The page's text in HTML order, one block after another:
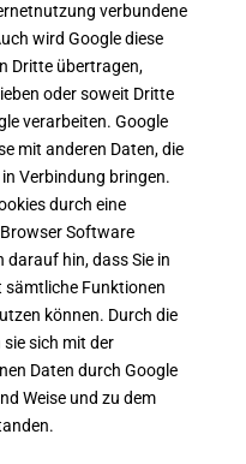
verbundene
wird Google diese
Dritte übertragen,
oder soweit Dritte
verarbeiten. Google
mit anderen Daten, die
Verbindung bringen.
durch eine
Software
darauf hin, dass Sie in
sämtliche Funktionen
können. Durch die
sich mit der
Daten durch Google
Weise und zu dem